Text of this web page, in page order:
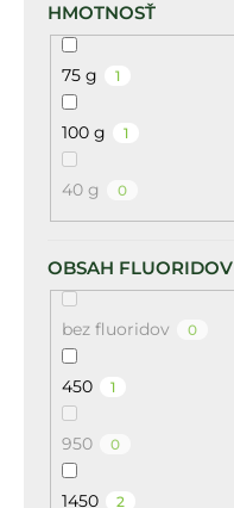
HMOTNOSŤ
75 g 1
100 g 1
40 g 0
OBSAH FLUORIDOV
bez fluoridov 0
450 1
950 0
1450 2